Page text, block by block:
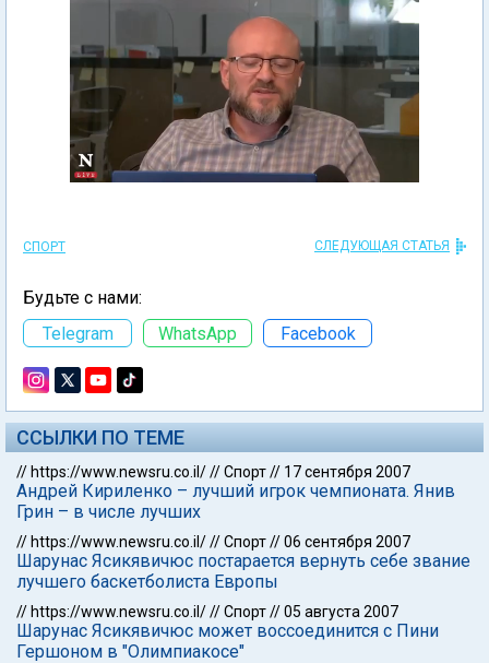
СПОРТ СЛЕДУЮЩАЯ СТАТЬЯ
Будьте с нами:
Telegram
WhatsApp Facebook
ССЫЛКИ ПО ТЕМЕ
// https://www.newsru.co.il///Спорт// 17 сентября 2007
Андрей Кириленко – лучший игрок чемпионата. Янив
Грин – в числе лучших
// https://www.newsru.co.il///Спорт//06 сентября 2007
Шарунас Ясикявичюс постарается вернуть себе звание
лучшего баскетболиста Европы
// https://www.newsru.co.il///Спорт//05 августа 2007
Шарунас Ясикявичюс может воссоединится с Пини
Гершоном в "Олимпиакосе"